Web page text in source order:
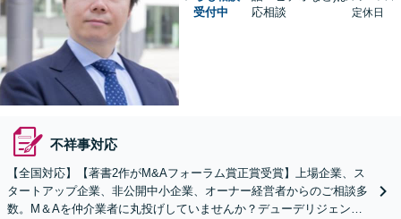
受付中
応相談
定休日
不祥事対応
【全国対応】【著書2作がM&Aフォーラム賞正賞受賞】上場企業、ス
タートアップ企業、非公開中小企業、オーナー経営者からのご相談多
数。M＆Aを仲介業者に丸投げしていませんか？デューデリジェンス